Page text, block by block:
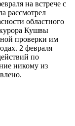
на встрече с
рассмотрел
областного
Кушвы
проверки им
2 февраля
по
никому из